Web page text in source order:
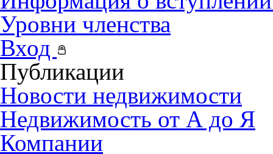
Уровни членства
Вход
Публикации
Новости недвижимости
Недвижимость от А до Я
Компании